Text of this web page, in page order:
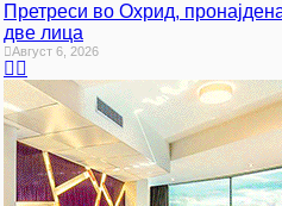
Претреси во Охрид,
две лица
Август 6, 2026